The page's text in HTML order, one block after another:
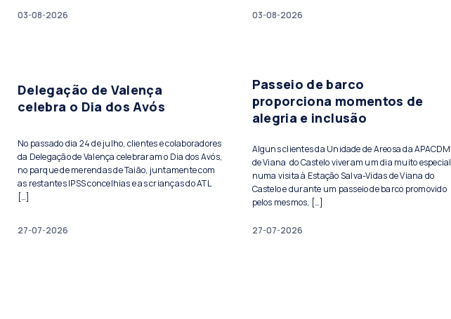
03-08-2026 03-08-2026
Delegação de Valença
celebra o Dia dos Avós
No passado dia 24 de julho, clientes e colaboradores
da Delegação de Valença celebraram o Dia dos Avós,
no parque de merendas de Taião, juntamente com
as restantes IPSS concelhias e as crianças do ATL
[…]
27-07-2026
Passeio de barco
proporciona momentos de
alegria e inclusão
Alguns clientes da Unidade de Areosa da APACDM
de Viana do Castelo viveram um dia muito especial
numa visita à Estação Salva-Vidas de Viana do
Castelo e durante um passeio de barco promovido
pelos mesmos, […]
27-07-2026